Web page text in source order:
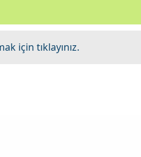
için tıklayınız.